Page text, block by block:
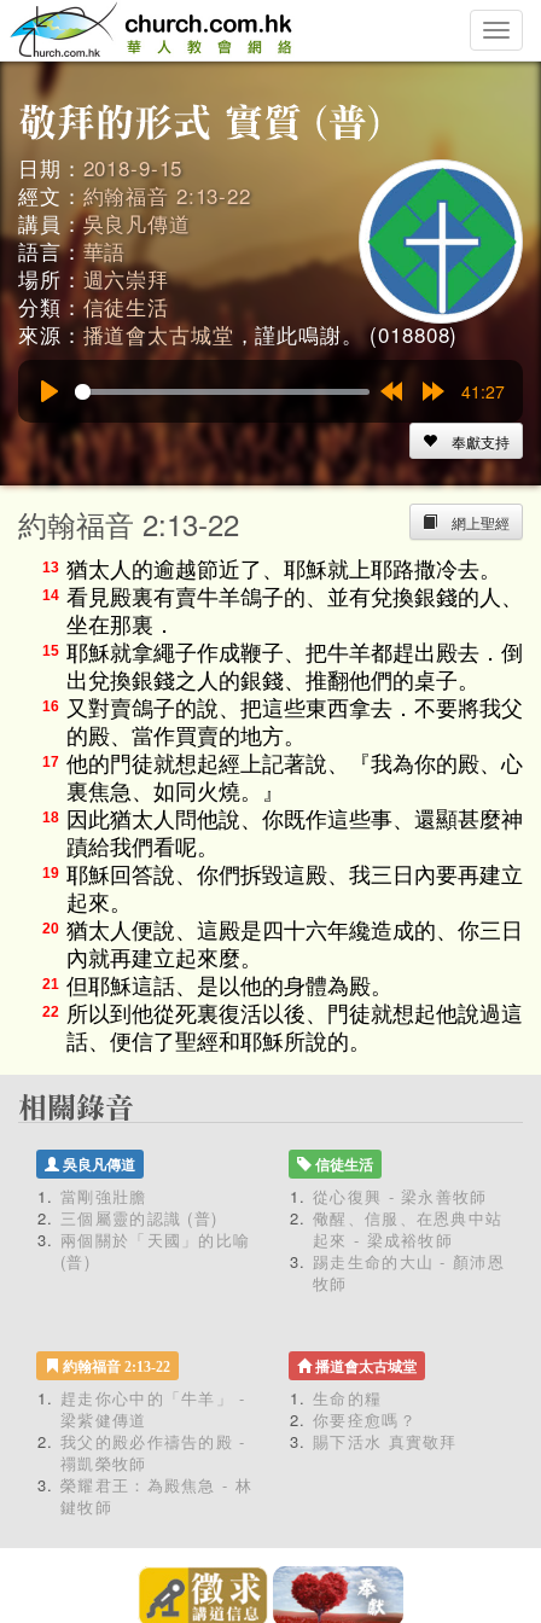
Toggle
日期： 2018-9-15
經文： 約翰福音 2:13-22
講員：吳良凡傳道
語言： 華語
場所： 週六崇拜
分類：信徒生活
來源：播道會太古城堂 ，謹此鳴謝。 (018808)
15s
41:27
奉獻支持
網上聖經
約翰福音 2:13-22
13 猶太人的逾越節近了、耶穌就上耶路撒冷去。
14 看見殿裏有賣牛羊鴿子的、並有兌換銀錢的人、
坐在那裏．
15 耶穌就拿繩子作成鞭子、把牛羊都趕出殿去．倒
出兌換銀錢之人的銀錢、推翻他們的桌子。
16 又對賣鴿子的說、把這些東西拿去．不要將我父
的殿、當作買賣的地方。
17 他的門徒就想起經上記著說、『我為你的殿、心
裏焦急、如同火燒。』
18
因此猶太人問他說、你既作這些事、還顯甚麼神
蹟給我們看呢。
19 耶穌回答說、你們拆毀這殿、我三日內要再建立
起來。
20 猶太人便說、這殿是四十六年纔造成的、你三日
內就再建立起來麼。
21 但耶穌這話、是以他的身體為殿。
22 所以到他從死裏復活以後、門徒就想起他說過這
話、便信了聖經和耶穌所說的。
吳良凡傳道
當剛強壯膽
三個屬靈的認識 (普)
兩個關於「天國」的比喻
(普)
信徒生活
從心復興 - 梁永善牧師
儆醒、信服、在恩典中站
起來 - 梁成裕牧師
踢走生命的大山 - 顏沛恩
牧師
約翰福音 2:13-22
趕走你心中的「牛羊」 -
梁紫健傳道
我父的殿必作禱告的殿 -
禤凱榮牧師
榮耀君王：為殿焦急 - 林
鍵牧師
播道會太古城堂
生命的糧
你要痊愈嗎？
賜下活水 真實敬拜